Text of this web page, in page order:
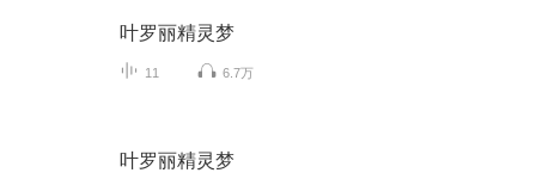
叶罗丽精灵梦
11 6.7万
叶罗丽精灵梦